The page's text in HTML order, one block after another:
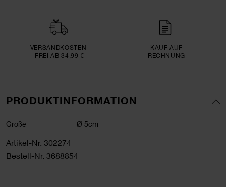
VERSAND­KOSTEN­
FREI AB 34,99 €
KAUF AUF
RECHNUNG
PRODUKTINFORMATION
Größe Ø 5cm
Artikel-Nr. 302274
Bestell-Nr. 3688854